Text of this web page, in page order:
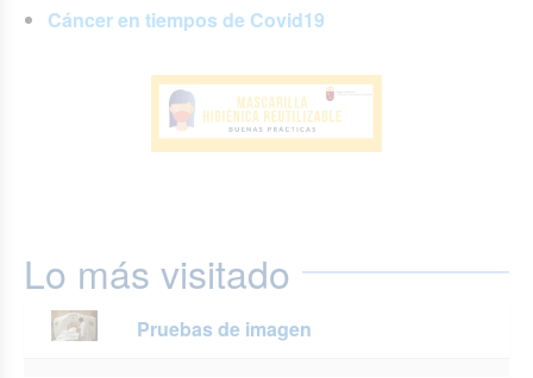
Cáncer en tiempos de Covid19
Lo más visitado
Pruebas de imagen